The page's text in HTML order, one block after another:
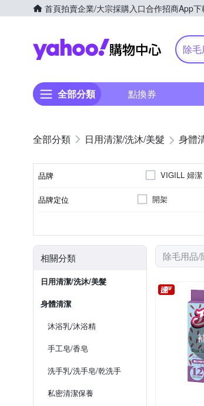
首頁拍賣企業/大宗採購入口合作招商App下
Yahoo購
除
全部分類 點換券
日用清潔/洗沐/美髮 身體
品牌 VIGILL 婦潔
品牌定位 開架
相關分類
日用清潔/洗沐/美髮
身體清潔
沐浴乳/沐浴精
手工皂/香皂
洗手乳/洗手皂/乾洗手
私密清潔保養
除毛用品/